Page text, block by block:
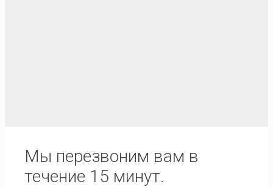
Мы перезвоним вам в
течение 15 минут.